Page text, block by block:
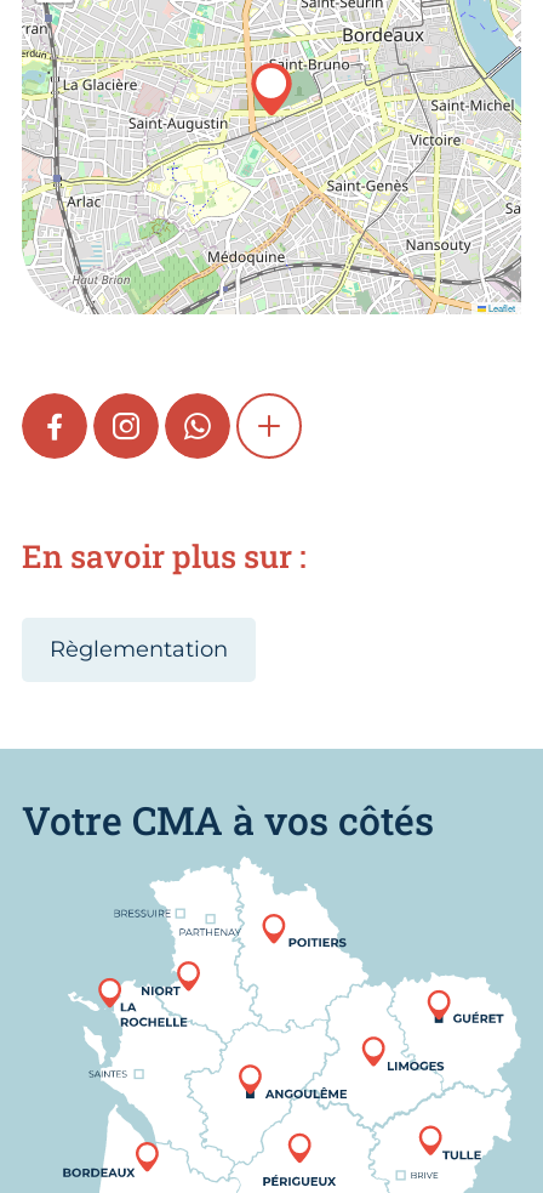
Leaflet
FACEBOOKINSTAGRAMWHATSAPPSHOW MORE
En savoir plus sur :
Règlementation
Votre CMA à vos côtés